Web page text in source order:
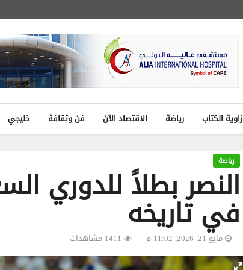
خليجي فن وثقافة الاقتصاد الآن رياضة زاوية الكتاب
في تاريخه
رياضة
مايو 21, 2026, 11:02 م